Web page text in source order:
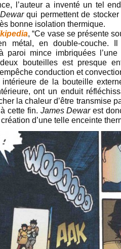
l’auteur a inventé un tel
Dewarqui permettent de
bonne isolation thermique.
, “Ce vase se présente
métal, en double-couche.
paroi mince imbriquées l’une
bouteilles est presque
conduction et
intérieure de la bouteille
ont un enduit
la chaleur d’être transmise
cette fin. James Dewarest
création d’une telle enceinte